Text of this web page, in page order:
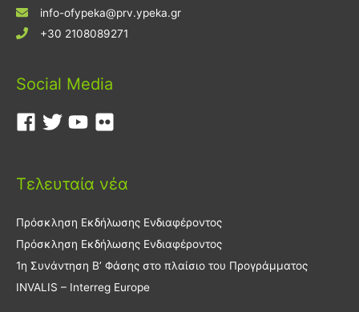
info-ofypeka@prv.ypeka.gr
+30 2108089271
Social Media
Τελευταία νέα
Πρόσκληση Εκδήλωσης Ενδιαφέροντος
Πρόσκληση Εκδήλωσης Ενδιαφέροντος
1η Συνάντηση Β’ Φάσης στο πλαίσιο του Προγράμματος
INVALIS – Interreg Europe